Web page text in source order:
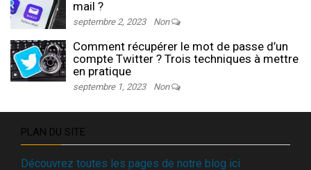
mail ?
septembre 2, 2023 Non
Comment récupérer le mot de passe d’un
compte Twitter ? Trois techniques à mettre
en pratique
septembre 1, 2023 Non
PLAN DU SITE
Découvrez toutes les pages de notre blog ici